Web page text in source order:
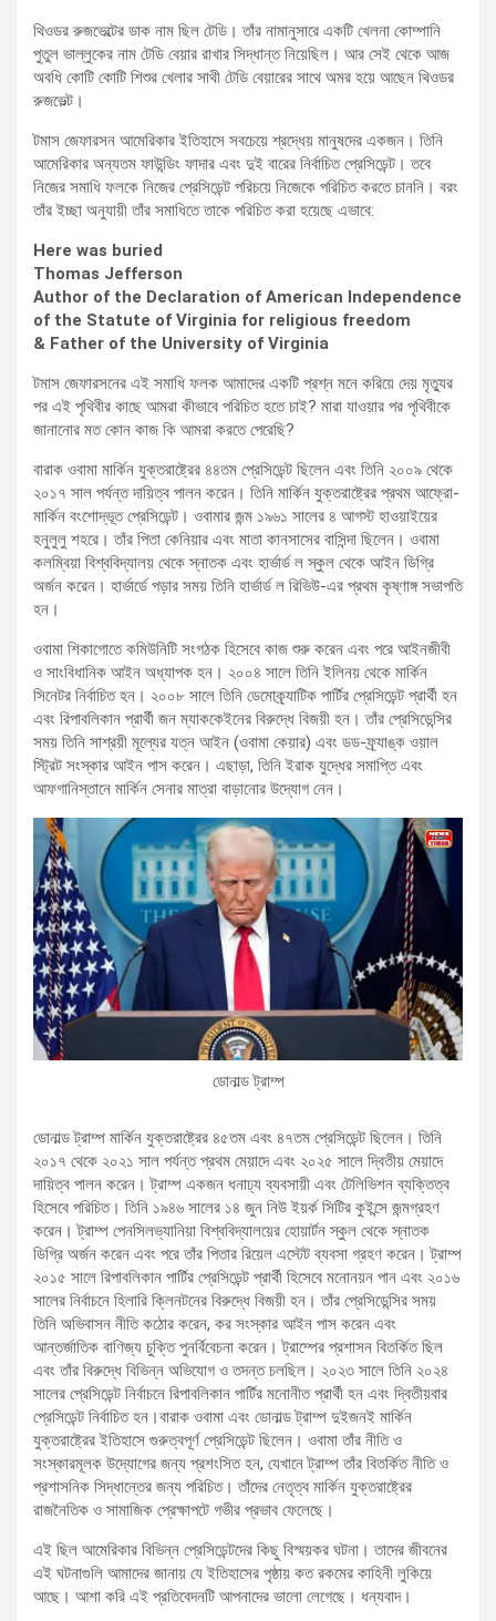
থিওডর রুজভেল্টের ডাক নাম ছিল টেডি। তাঁর নামানুসারে একটি খেলনা কোম্পানি
পুতুল ভাল্লুকের নাম টেডি বেয়ার রাখার সিদ্ধান্ত নিয়েছিল। আর সেই থেকে আজ
অবধি কোটি কোটি শিশুর খেলার সাথী টেডি বেয়ারের সাথে অমর হয়ে আছেন থিওডর
রুজভেল্ট।
টমাস জেফারসন আমেরিকার ইতিহাসে সবচেয়ে শ্রদ্ধেয় মানুষদের একজন। তিনি
আমেরিকার অন্যতম ফাউন্ডিং ফাদার এবং দুই বারের নির্বাচিত প্রেসিডেন্ট। তবে
নিজের সমাধি ফলকে নিজের প্রেসিডেন্ট পরিচয়ে নিজেকে পরিচিত করতে চাননি। বরং
তাঁর ইচ্ছা অনুযায়ী তাঁর সমাধিতে তাকে পরিচিত করা হয়েছে এভাবে:
Here was buried
Thomas Jefferson
Author of the Declaration of American Independence
of the Statute of Virginia for religious freedom
& Father of the University of Virginia
টমাস জেফারসনের এই সমাধি ফলক আমাদের একটি প্রশ্ন মনে করিয়ে দেয় মৃত্যুর
পর এই পৃথিবীর কাছে আমরা কীভাবে পরিচিত হতে চাই? মারা যাওয়ার পর পৃথিবীকে
জানানোর মত কোন কাজ কি আমরা করতে পেরেছি?
বারাক ওবামা মার্কিন যুক্তরাষ্ট্রের ৪৪তম প্রেসিডেন্ট ছিলেন এবং তিনি ২০০৯ থেকে
২০১৭ সাল পর্যন্ত দায়িত্ব পালন করেন। তিনি মার্কিন যুক্তরাষ্ট্রের প্রথম আফ্রো-
মার্কিন বংশোদ্ভূত প্রেসিডেন্ট। ওবামার জন্ম ১৯৬১ সালের ৪ আগস্ট হাওয়াইয়ের
হনুলুলু শহরে। তাঁর পিতা কেনিয়ার এবং মাতা কানসাসের বাসিন্দা ছিলেন। ওবামা
কলম্বিয়া বিশ্ববিদ্যালয় থেকে স্নাতক এবং হার্ভার্ড ল স্কুল থেকে আইন ডিগ্রি
অর্জন করেন। হার্ভার্ডে পড়ার সময় তিনি হার্ভার্ড ল রিভিউ-এর প্রথম কৃষ্ণাঙ্গ সভাপতি
হন।
ওবামা শিকাগোতে কমিউনিটি সংগঠক হিসেবে কাজ শুরু করেন এবং পরে আইনজীবী
ও সাংবিধানিক আইন অধ্যাপক হন। ২০০৪ সালে তিনি ইলিনয় থেকে মার্কিন
সিনেটর নির্বাচিত হন। ২০০৮ সালে তিনি ডেমোক্র্যাটিক পার্টির প্রেসিডেন্ট প্রার্থী হন
এবং রিপাবলিকান প্রার্থী জন ম্যাককেইনের বিরুদ্ধে বিজয়ী হন। তাঁর প্রেসিডেন্সির
সময় তিনি সাশ্রয়ী মূল্যের যত্ন আইন (ওবামা কেয়ার) এবং ডড-ফ্র্যাঙ্ক ওয়াল
স্ট্রিট সংস্কার আইন পাস করেন। এছাড়া, তিনি ইরাক যুদ্ধের সমাপ্তি এবং
আফগানিস্তানে মার্কিন সেনার মাত্রা বাড়ানোর উদ্যোগ নেন।
ডোনাল্ড ট্রাম্প
ডোনাল্ড ট্রাম্প মার্কিন যুক্তরাষ্ট্রের ৪৫তম এবং ৪৭তম প্রেসিডেন্ট ছিলেন। তিনি
২০১৭ থেকে ২০২১ সাল পর্যন্ত প্রথম মেয়াদে এবং ২০২৫ সালে দ্বিতীয় মেয়াদে
দায়িত্ব পালন করেন। ট্রাম্প একজন ধনাঢ্য ব্যবসায়ী এবং টেলিভিশন ব্যক্তিত্ব
হিসেবে পরিচিত। তিনি ১৯৪৬ সালের ১৪ জুন নিউ ইয়র্ক সিটির কুইন্সে জন্মগ্রহণ
করেন। ট্রাম্প পেনসিলভ্যানিয়া বিশ্ববিদ্যালয়ের হোয়ার্টন স্কুল থেকে স্নাতক
ডিগ্রি অর্জন করেন এবং পরে তাঁর পিতার রিয়েল এস্টেট ব্যবসা গ্রহণ করেন। ট্রাম্প
২০১৫ সালে রিপাবলিকান পার্টির প্রেসিডেন্ট প্রার্থী হিসেবে মনোনয়ন পান এবং ২০১৬
সালের নির্বাচনে হিলারি ক্লিনটনের বিরুদ্ধে বিজয়ী হন। তাঁর প্রেসিডেন্সির সময়
তিনি অভিবাসন নীতি কঠোর করেন, কর সংস্কার আইন পাস করেন এবং
আন্তর্জাতিক বাণিজ্য চুক্তি পুনর্বিবেচনা করেন। ট্রাম্পের প্রশাসন বিতর্কিত ছিল
এবং তাঁর বিরুদ্ধে বিভিন্ন অভিযোগ ও তদন্ত চলছিল। ২০২৩ সালে তিনি ২০২৪
সালের প্রেসিডেন্ট নির্বাচনে রিপাবলিকান পার্টির মনোনীত প্রার্থী হন এবং দ্বিতীয়বার
প্রেসিডেন্ট নির্বাচিত হন।বারাক ওবামা এবং ডোনাল্ড ট্রাম্প দুইজনই মার্কিন
যুক্তরাষ্ট্রের ইতিহাসে গুরুত্বপূর্ণ প্রেসিডেন্ট ছিলেন। ওবামা তাঁর নীতি ও
সংস্কারমূলক উদ্যোগের জন্য প্রশংসিত হন, যেখানে ট্রাম্প তাঁর বিতর্কিত নীতি ও
প্রশাসনিক সিদ্ধান্তের জন্য পরিচিত। তাঁদের নেতৃত্ব মার্কিন যুক্তরাষ্ট্রের
রাজনৈতিক ও সামাজিক প্রেক্ষাপটে গভীর প্রভাব ফেলেছে।
এই ছিল আমেরিকার বিভিন্ন প্রেসিডেন্টদের কিছু বিস্ময়কর ঘটনা। তাদের জীবনের
এই ঘটনাগুলি আমাদের জানায় যে ইতিহাসের পৃষ্ঠায় কত রকমের কাহিনী লুকিয়ে
আছে। আশা করি এই প্রতিবেদনটি আপনাদের ভালো লেগেছে। ধন্যবাদ।